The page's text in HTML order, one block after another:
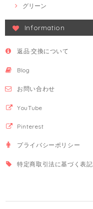
グリーン
Information
返品·交換について
Blog
お問い合わせ
YouTube
Pinterest
プライバシーポリシー
特定商取引法に基づく表記